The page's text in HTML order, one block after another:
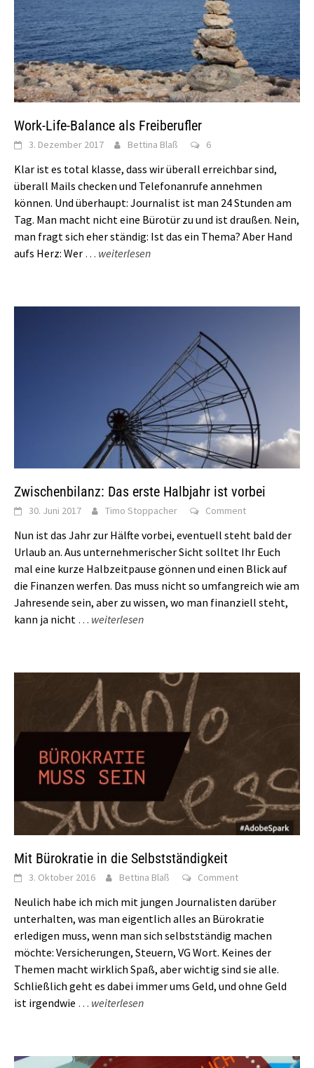
Work-Life-Balance als Freiberufler
3. Dezember 2017 Bettina Blaß 6
Klar ist es total klasse, dass wir überall erreichbar sind,
überall Mails checken und Telefonanrufe annehmen
können. Und überhaupt: Journalist ist man 24 Stunden am
Tag. Man macht nicht eine Bürotür zu und ist draußen. Nein,
man fragt sich eher ständig: Ist das ein Thema? Aber Hand
aufs Herz: Wer … weiterlesen
Zwischenbilanz: Das erste Halbjahr ist vorbei
30. Juni 2017 Timo Stoppacher Comment
Nun ist das Jahr zur Hälfte vorbei, eventuell steht bald der
Urlaub an. Aus unternehmerischer Sicht solltet Ihr Euch
mal eine kurze Halbzeitpause gönnen und einen Blick auf
die Finanzen werfen. Das muss nicht so umfangreich wie am
Jahresende sein, aber zu wissen, wo man finanziell steht,
kann ja nicht … weiterlesen
Mit Bürokratie in die Selbstständigkeit
3. Oktober 2016 Bettina Blaß Comment
Neulich habe ich mich mit jungen Journalisten darüber
unterhalten, was man eigentlich alles an Bürokratie
erledigen muss, wenn man sich selbstständig machen
möchte: Versicherungen, Steuern, VG Wort. Keines der
Themen macht wirklich Spaß, aber wichtig sind sie alle.
Schließlich geht es dabei immer ums Geld, und ohne Geld
ist irgendwie … weiterlesen